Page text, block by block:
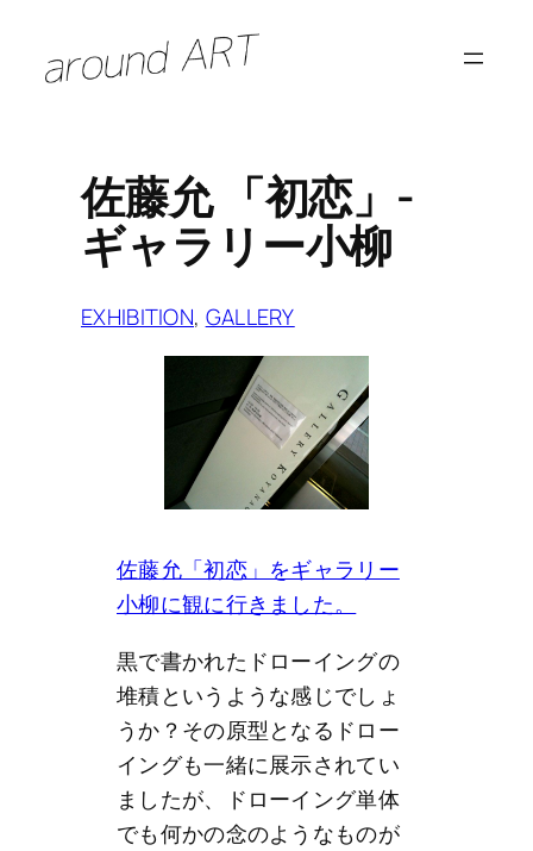
佐藤允 「初恋」-
ギャラリー小柳
EXHIBITION, GALLERY
佐藤允「初恋」をギャラリー
小柳に観に行きました。
黒で書かれたドローイングの
堆積というような感じでしょ
うか？その原型となるドロー
イングも一緒に展示されてい
ましたが、ドローイング単体
でも何かの念のようなものが